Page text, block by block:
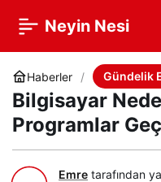
Neyin Nesi
Haberler Gündelik
Bilgisayar
Programlar Geç
Emre tarafından
Bilgisayar Neden Ağır
Çalışır ve Programlar
Geç Açılır?